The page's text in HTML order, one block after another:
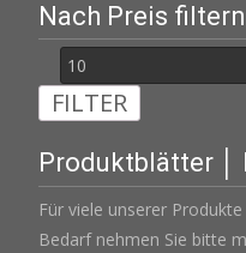
Nach Preis filtern
Min.
Preis
FILTER
Produktblätter │
Für viele unserer
Bedarf nehmen Sie bitte